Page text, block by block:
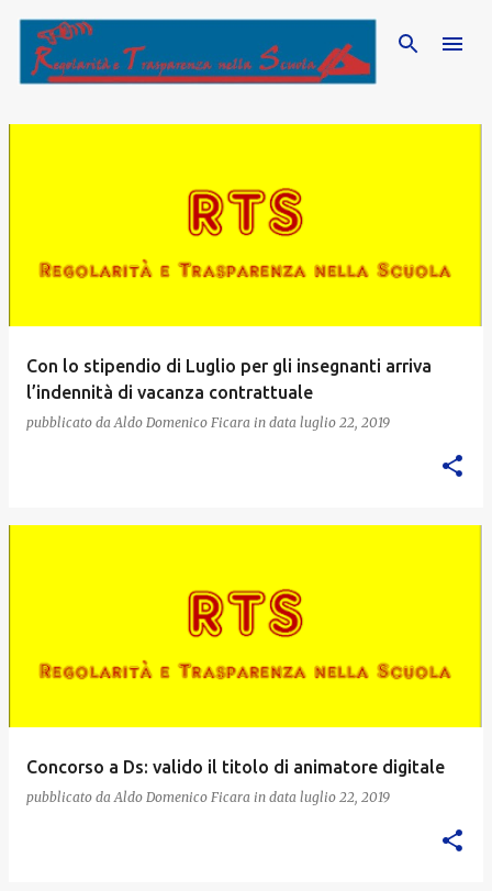
Passa ai contenuti principali
Con lo stipendio di Luglio per gli insegnanti arriva
l’indennità di vacanza contrattuale
pubblicato da Aldo Domenico Ficara in data luglio 22, 2019
Concorso a Ds: valido il titolo di animatore digitale
pubblicato da Aldo Domenico Ficara in data luglio 22, 2019